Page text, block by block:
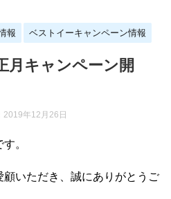
報 ベストイーキャンペーン情報
月キャンペーン開
2019年12月26日
す。
いただき、誠にありがとうご